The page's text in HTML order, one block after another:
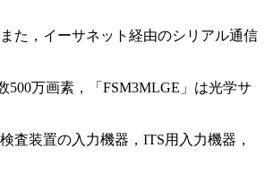
た，イーサネット経由のシリアル通信
万画素，「FSM3MLGE」は光学サ
査装置の入力機器，ITS用入力機器，